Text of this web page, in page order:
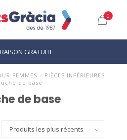
0
GRATUITE
FEMMES / PIÈCES INFÉRIEURES
de base
de base